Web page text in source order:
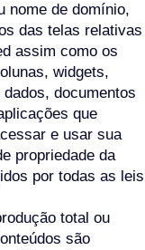
nome de domínio,
das telas relativas
assim como os
widgets,
documentos
que
e usar sua
propriedade da
por todas as leis
total ou
são